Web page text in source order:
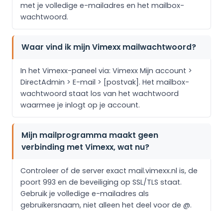
met je volledige e-mailadres en het mailbox-
wachtwoord.
Waar vind ik mijn Vimexx mailwachtwoord?
In het Vimexx-paneel via: Vimexx Mijn account >
DirectAdmin > E-mail > [postvak]. Het mailbox-
wachtwoord staat los van het wachtwoord
waarmee je inlogt op je account.
Mijn mailprogramma maakt geen
verbinding met Vimexx, wat nu?
Controleer of de server exact mail.vimexx.nl is, de
poort 993 en de beveiliging op SSL/TLS staat.
Gebruik je volledige e-mailadres als
gebruikersnaam, niet alleen het deel voor de @.